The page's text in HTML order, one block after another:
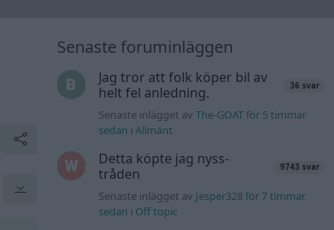
Senaste foruminläggen
Jag tror att folk köper bil av
helt fel anledning.
36 svar
Senaste inlägget avThe-GOAT för 5 timmar
sedan iAllmänt
Detta köpte jag nyss-
tråden
9743 svar
Senaste inlägget av Jesper328 för 7 timmar
sedan i Off topic